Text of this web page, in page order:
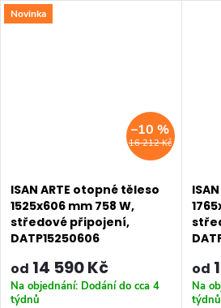
připojení do centrální otopné
Novinka
16 212 Kč
–10 %
ISAN ARTE otopné těleso
1525x606 mm 758 W,
středové připojení,
DATP15250606
od 14 590 Kč
Na objednání: Dodání do cca 4
týdnů
od
Na
týdnů